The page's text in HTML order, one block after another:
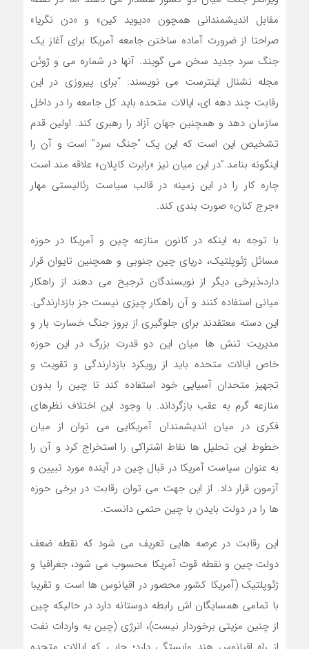
مقابل اندیشمندانی همچون «دیوید کین» و «دن نگریا»
صراحتا از ضرورت آماده ساختن جامعه آمریکا برای آغاز یک
جنگ سرد جدید سخن می گویند. آنها در شماره می و ژوئن
مجله نشنال اینترست می نویسند: “برای پیروزی در این
رقابت چند دهه ای، ایالات متحده باید کل جامعه را در داخل
سازمان دهد و همچنین جهان آزاد را رهبری کند. اولین قدم
تشخیص این است که این یک “جنگ سرد” است و آن را
اینگونه بنامد.”در این میان نیز «رابرت کاپلان» علاقه مند است
چاره کار را در این زمینه در قالب سیاست رئالیستی مهار
«جرج کنان» صورت بندی کند.
با توجه به اینکه در کانون منازعه چین و آمریکا در حوزه
مسائل ژئوپلتیک، دریای چین جنوبی و همچنین تایوان قرار
دارد،ذبرخی دیگر از نویسندگان ترجیح می دهند از راهکار
میانی استفاده کنند و آن راهکار چیزی نیست جز بازدارندگی.
این دسته معتقدند برای جلوگیری از بروز جنگ خسارت بار و
مدیریت تنش ها میان این دو قدرت بزرگ در این حوزه
خاص ایالات متحده باید از رویکرد بازدارندگی و تقویت و
تجهیز متحدان آسیایی خود استفاده کند تا چین را بدون
منازعه گرم به عقب بازگرداند. با وجود این اختلاف نظرهای
فکری در میان اندیشمندان آمریکایی می توان از میان
خطوط این تحلیل ها نقاط اشتراکی را استخراج کرد و آن را
به عنوان سیاست آمریکا در قبال چین در آینده مورد تبیین و
آزمون قرار داد. از این جهت می توان رقابت در برخی حوزه
ها را در دولت بایدن با چین حتمی دانست.
این رقابت در عرصه هایی تعریف می شود که نقطه ضعف
دولت چین و نقطه قوت آمریکا محسوب می شود، جغرافیا و
ژئوپلتیک (آمریکا کشور محصور در اقیانوس ها است و تقریبا
با تمامی همسایگان اش رابطه دوستانه دارد در حالی­که چین
از چنین مزیتی برخوردار نیست)، انرژی (چین به واردات نفت